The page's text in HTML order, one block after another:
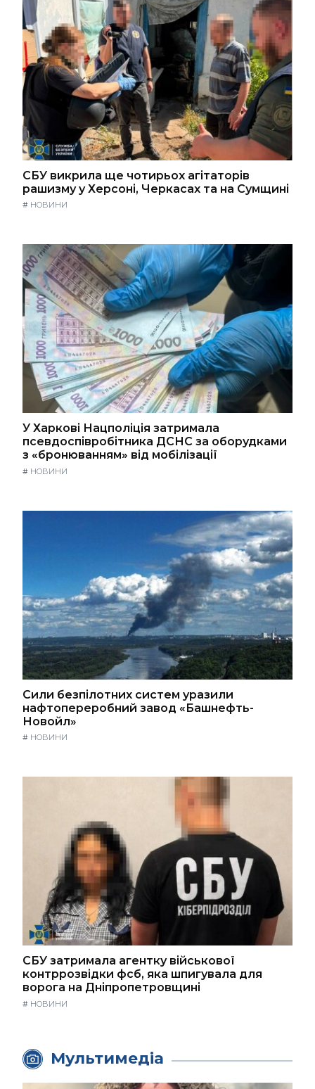
СБУ викрила ще чотирьох агітаторів
рашизму у Херсоні, Черкасах та на Сумщині
# НОВИНИ
У Харкові Нацполіція затримала
псевдоспівробітника ДСНС за оборудками
з «бронюванням» від мобілізації
# НОВИНИ
Сили безпілотних систем уразили
нафтопереробний завод «Башнефть-
Новойл»
# НОВИНИ
СБУ затримала агентку військової
контррозвідки фсб, яка шпигувала для
ворога на Дніпропетровщині
# НОВИНИ
Мультимедіа